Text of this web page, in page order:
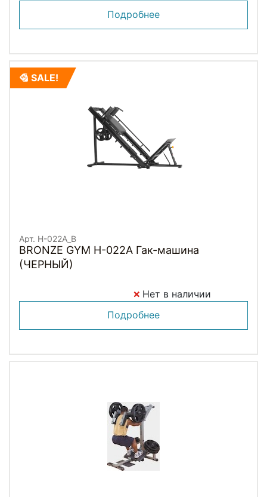
Подробнее
SALE!
Арт. H-022A_B
BRONZE GYM H-022A Гак-машина
(ЧЕРНЫЙ)
Нет в наличии
Подробнее